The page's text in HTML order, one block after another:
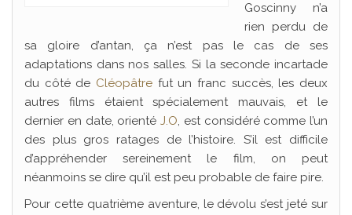
Goscinny n’a
rien perdu de
sa gloire d’antan, ça n’est pas le cas de ses
adaptations dans nos salles. Si la seconde incartade
du côté de Cléopâtre fut un franc succès, les deux
autres films étaient spécialement mauvais, et le
dernier en date, orienté J.O, est considéré comme l’un
des plus gros ratages de l’histoire. S’il est difficile
d’appréhender sereinement le film, on peut
néanmoins se dire qu’il est peu probable de faire pire.
Pour cette quatrième aventure, le dévolu s’est jeté sur